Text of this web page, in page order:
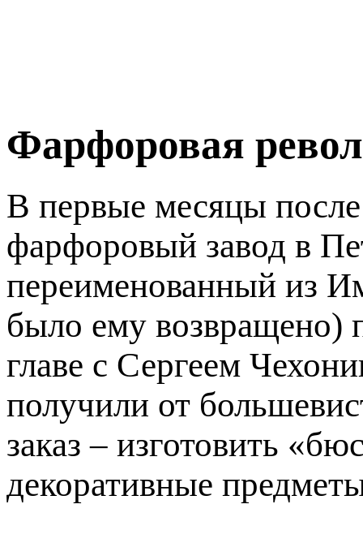
Фарфоровая
В первые месяцы
фарфоровый завод в
переименованный из
было ему возвращено)
главе с Сергеем
получили от
заказ – изготовить
декоративные